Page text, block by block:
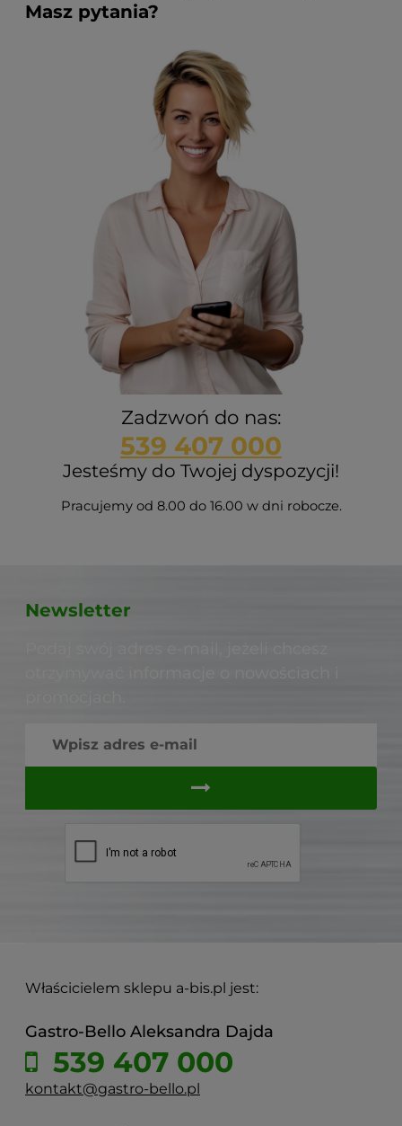
Masz pytania?
Zadzwoń do nas:
539 407 000
Jesteśmy do Twojej dyspozycji!
Pracujemy od 8.00 do 16.00 w dni robocze.
Newsletter
Właścicielem sklepu a-bis.pl jest:
Gastro-Bello Aleksandra Dajda
539 407 000
kontakt@gastro-bello.pl